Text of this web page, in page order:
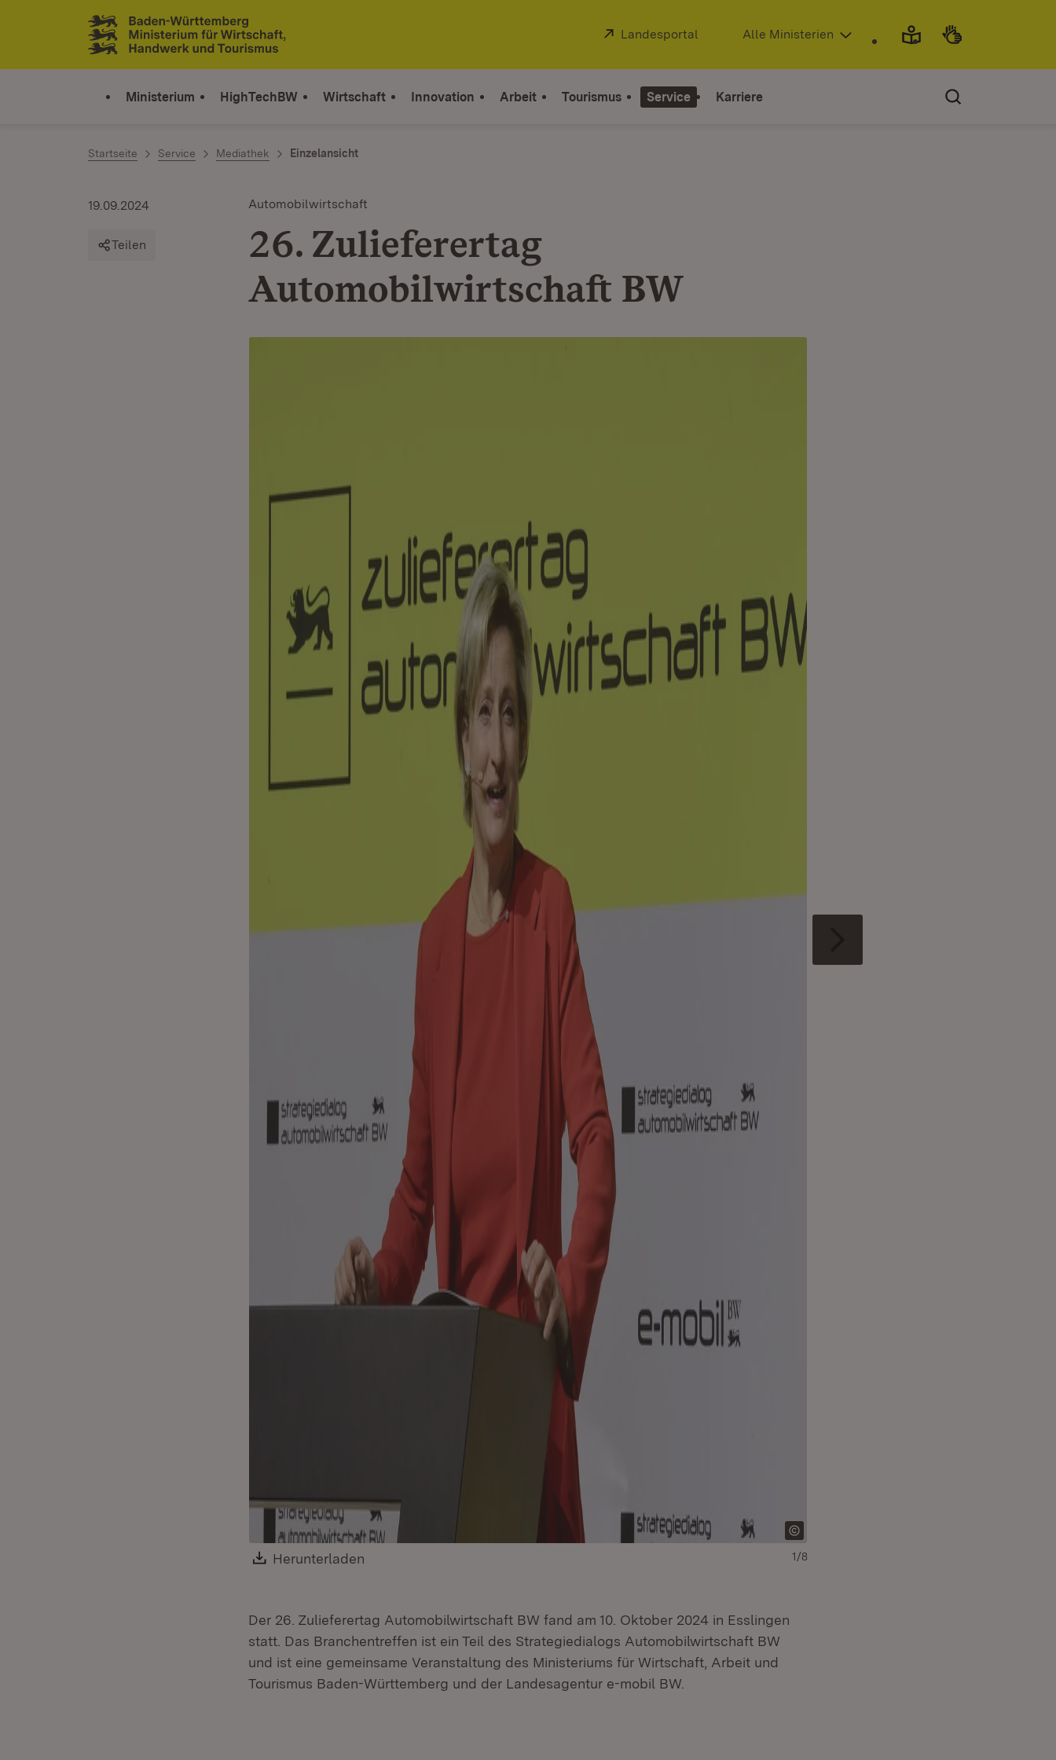
Zum Inhalt springen
Link zur Startseite
Extern:
Landesportal (Öffnet in neuem Fenster)
Alle Ministerien
Ministerium HighTechBW Wirtschaft Innovation Arbeit Tourismus Service Karriere
Startseite Service Mediathek Einzelansicht
Automobilwirtschaft
26. Zulieferertag
Automobilwirtschaft BW
19.09.2024
Teilen
Download:
Herunterladen 1/8
Der 26. Zulieferertag Automobilwirtschaft BW fand am 10. Oktober 2024 in Esslingen
statt. Das Branchentreffen ist ein Teil des Strategiedialogs Automobilwirtschaft BW
und ist eine gemeinsame Veranstaltung des Ministeriums für Wirtschaft, Arbeit und
Tourismus Baden-Württemberg und der Landesagentur e-mobil BW.